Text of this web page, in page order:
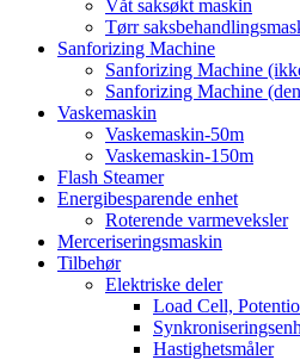
Våt saksøkt maskin
Tørr
Sanforizing Machine
Sanforizing Machine
Sanforizing Machine
Vaskemaskin
Vaskemaskin-50m
Vaskemaskin-150m
Flash Steamer
Energibesparende enhet
Roterende varmeveksler
Merceriseringsmaskin
Tilbehør
Elektriske deler
Load Cell,
Hastighetsmåler